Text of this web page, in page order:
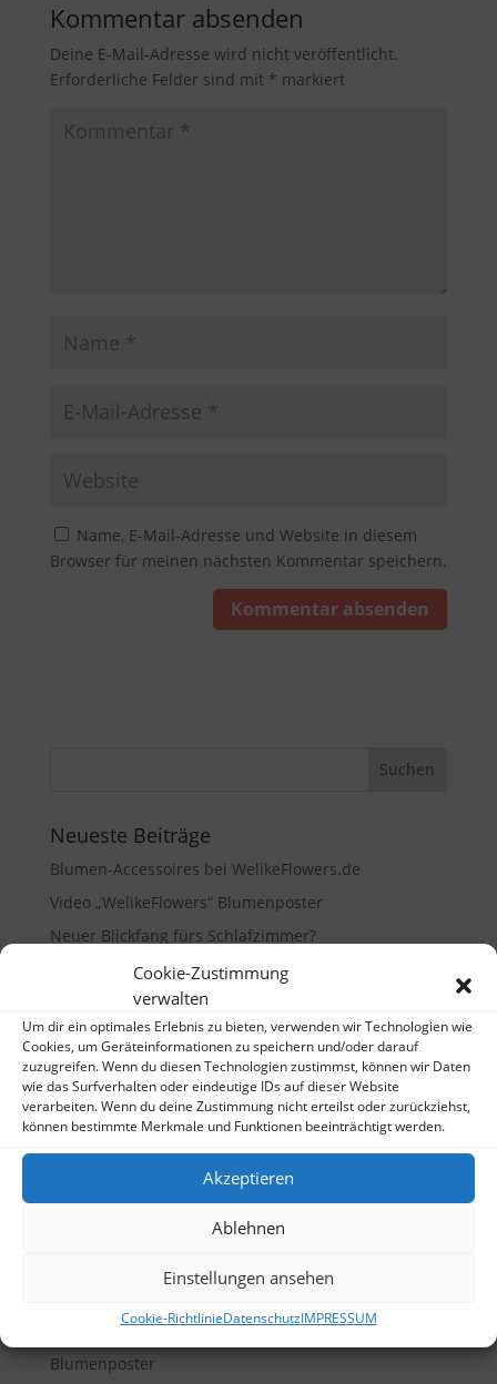
Cookie-Zustimmung
verwalten
Um dir ein optimales Erlebnis zu bieten, verwenden wir Technologien wie
Cookies, um Geräteinformationen zu speichern und/oder darauf
zuzugreifen. Wenn du diesen Technologien zustimmst, können wir Daten
wie das Surfverhalten oder eindeutige IDs auf dieser Website
verarbeiten. Wenn du deine Zustimmung nicht erteilst oder zurückziehst,
können bestimmte Merkmale und Funktionen beeinträchtigt werden.
Akzeptieren
Ablehnen
Einstellungen ansehen
Cookie-RichtlinieDatenschutzIMPRESSUM
Kommentar absenden
Deine E-Mail-Adresse wird nicht veröffentlicht.
Erforderliche Felder sind mit * markiert
Name, E-Mail-Adresse und Website in diesem
Browser für meinen nächsten Kommentar speichern.
Neueste Beiträge
Blumen-Accessoires bei WelikeFlowers.de
Video „WelikeFlowers“ Blumenposter
Neuer Blickfang fürs Schlafzimmer?
We like Flowers – Blumenposter
Blumen-Poster bei Artflakes
Neueste Kommentare
schlafmütze23zuNeuer Blickfang fürs
Schlafzimmer?
Juli 2020
Blumen-Accessoires
Blumenposter